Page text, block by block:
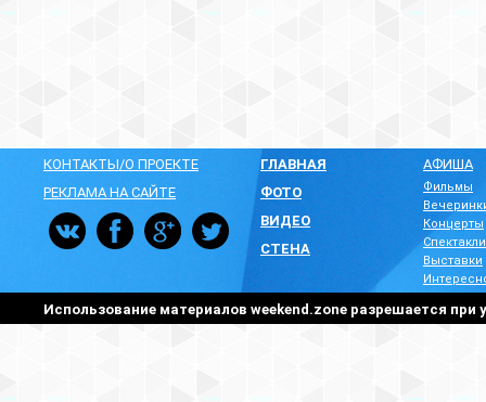
КОНТАКТЫ/О ПРОЕКТЕ
РЕКЛАМА НА САЙТЕ
ГЛАВНАЯ
ФОТО
ВИДЕО
СТЕНА
АФИША
Фильмы
Концерты
Спектакли
Выставки
Использование материалов weekend.zone разрешается